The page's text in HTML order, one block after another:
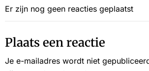
Er zijn nog geen reacties geplaatst
Plaats een reactie
Je e-mailadres wordt niet